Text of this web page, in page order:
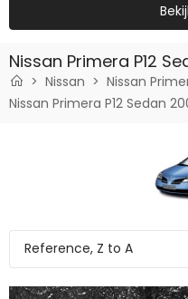
Nissan Primera P12
Nissan
Nissan
Nissan Primera P12 Sedan